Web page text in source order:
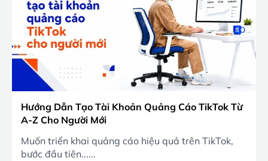
Hướng Dẫn Tạo Tài Khoản Quảng Cáo TikTok Từ
A-Z Cho Người Mới
Muốn triển khai quảng cáo hiệu quả trên TikTok,
bước đầu tiên......